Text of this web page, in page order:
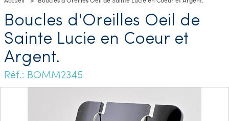
Boucles d'Oreilles Oeil de
Sainte Lucie en Coeur et
Argent.
Réf.: BOMM2345